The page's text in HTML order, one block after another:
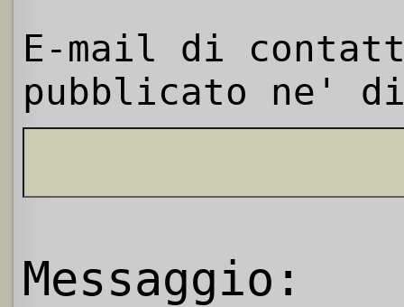
E-mail di
pubblicato ne'
Messaggio: